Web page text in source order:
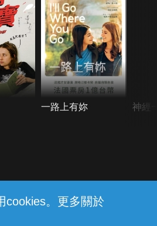
cookies。更多關於
一路上有妳 神經